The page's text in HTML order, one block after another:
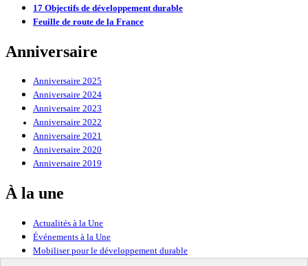
17 Objectifs de développement durable
Feuille de route de la France
Anniversaire
Anniversaire 2025
Anniversaire 2024
Anniversaire 2023
Anniversaire 2022
Anniversaire 2021
Anniversaire 2020
Anniversaire 2019
À la une
Actualités à la Une
Événements à la Une
Mobiliser pour le développement durable